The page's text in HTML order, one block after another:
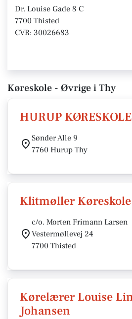
Dr. Louise Gade 8 C
7700 Thisted
CVR: 30026683
Køreskole - Øvrige i Thy
HURUP KØRESKOLE
Sønder Alle 9
7760 Hurup Thy
Klitmøller Køreskole
c/o. Morten Frimann Larsen
Vestermøllevej 24
7700 Thisted
Kørelærer Louise
Johansen